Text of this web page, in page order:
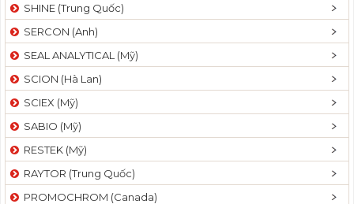
SHINE (Trung Quốc)
SERCON (Anh)
SEAL ANALYTICAL (Mỹ)
SCION (Hà Lan)
SCIEX (Mỹ)
SABIO (Mỹ)
RESTEK (Mỹ)
RAYTOR (Trung Quốc)
PROMOCHROM (Canada)